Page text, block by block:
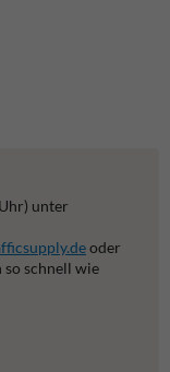
unter
oder
so schnell wie